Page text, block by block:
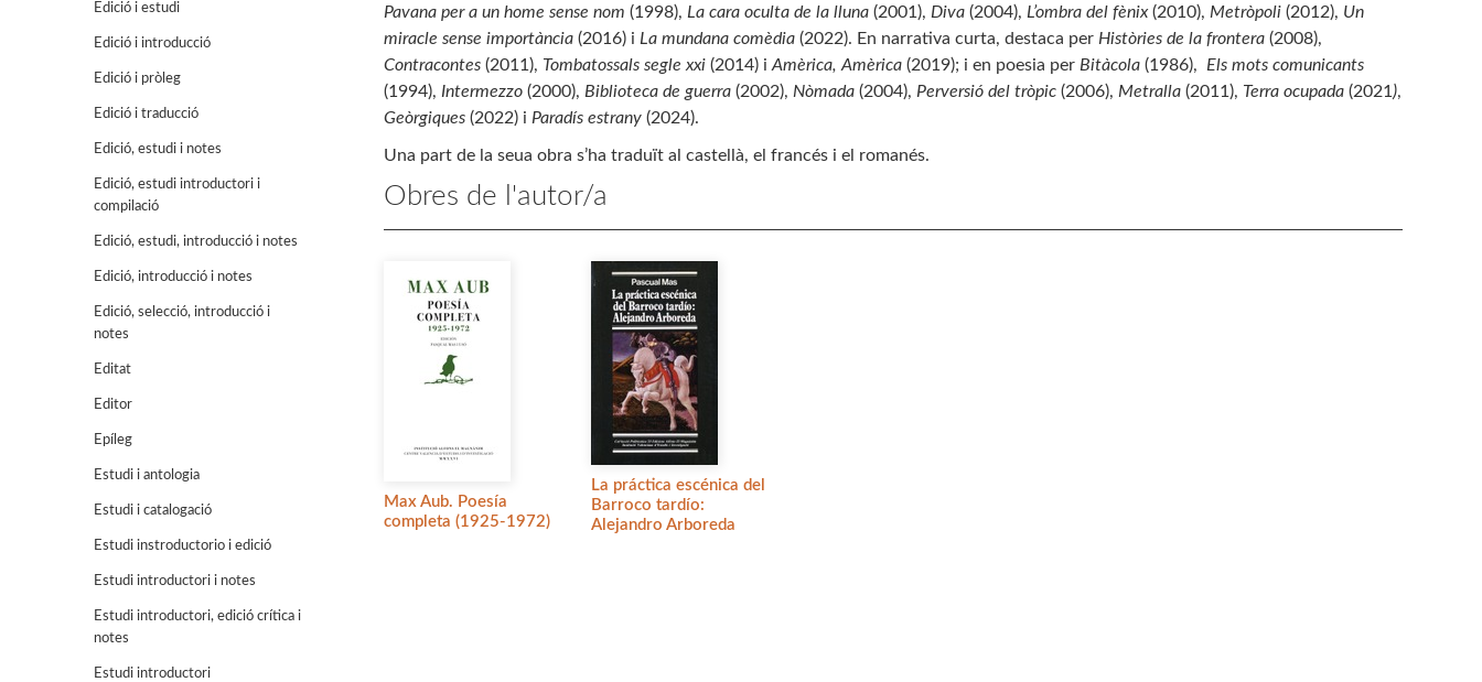
Edició i estudi
Edició i introducció
Edició i pròleg
Edició i traducció
Edició, estudi i notes
Edició, estudi introductori i
compilació
Edició, estudi, introducció i notes
Edició, introducció i notes
Edició, selecció, introducció i
notes
Editat
Editor
Epíleg
Estudi i antologia
Estudi i catalogació
Estudi instroductorio i edició
Estudi introductori i notes
Estudi introductori, edició crítica i
notes
Estudi introductori
Pavana per a un home sense nom (1998), La cara oculta de la lluna (2001), Diva (2004), L’ombra del fènix(2010), Metròpoli (2012), Un
miracle sense importància (2016) i La mundana comèdia (2022). En narrativa curta, destaca per Històries de la frontera (2008),
Contracontes (2011), Tombatossals segle xxi (2014) i Amèrica, Amèrica (2019); i en poesia per Bitàcola (1986), Els mots comunicants
(1994), Intermezzo (2000), Biblioteca de guerra (2002), Nòmada (2004), Perversió del tròpic (2006), Metralla (2011), Terra ocupada (2021 ),
Geòrgiques (2022) i Paradís estrany (2024).
Una part de la seua obra s’ha traduït al castellà, el francés i el romanés.
Obres de l'autor/a
Max Aub. Poesía
completa (1925-1972)
La práctica escénica del
Barroco tardío:
Alejandro Arboreda